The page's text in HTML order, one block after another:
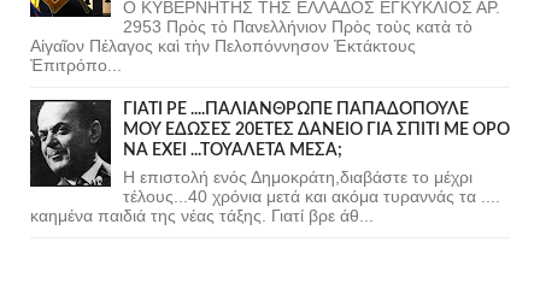
Ο ΚΥΒΕΡΝΗΤΗΣ ΤΗΣ ΕΛΛΑΔΟΣ ΕΓΚΥΚΛΙΟΣ ΑΡ.
2953 Πρὸς τὸ Πανελλήνιον Πρὸς τοὺς κατὰ τὸ
Αἰγαῖον Πέλαγος καὶ τὴν Πελοπόννησον Ἐκτάκτους
Ἐπιτρόπο...
ΓΙΑΤΙ ΡΕ ....ΠΑΛΙΑΝΘΡΩΠΕ ΠΑΠΑΔΟΠΟΥΛΕ
ΜΟΥ ΕΔΩΣΕΣ 20ΕΤΕΣ ΔΑΝΕΙΟ ΓΙΑ ΣΠΙΤΙ ΜΕ ΟΡΟ
ΝΑ ΕΧΕΙ ...ΤΟΥΑΛΕΤΑ ΜΕΣΑ;
Η επιστολή ενός Δημοκράτη,διαβάστε το μέχρι
τέλους...40 χρόνια μετά και ακόμα τυραννάς τα ....
καημένα παιδιά της νέας τάξης. Γιατί βρε άθ...